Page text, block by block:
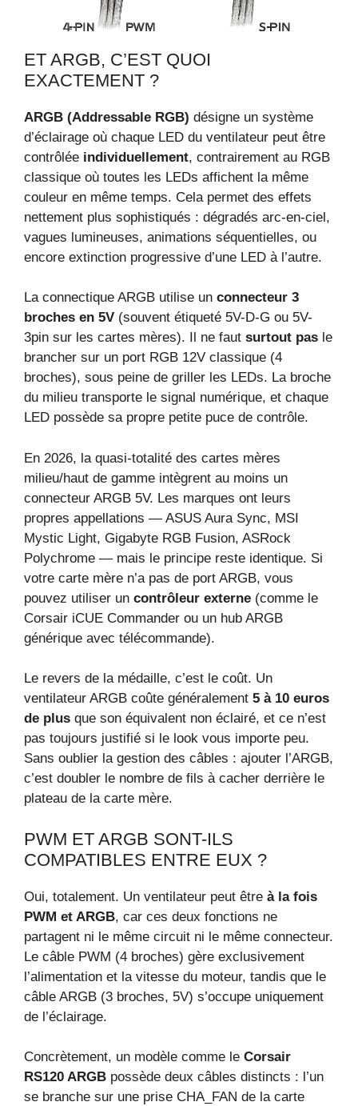
ET ARGB, C’EST QUOI
EXACTEMENT ?
ARGB (Addressable RGB) désigne un système
d’éclairage où chaque LED du ventilateur peut être
contrôlée individuellement, contrairement au RGB
classique où toutes les LEDs affichent la même
couleur en même temps. Cela permet des effets
nettement plus sophistiqués : dégradés arc-en-ciel,
vagues lumineuses, animations séquentielles, ou
encore extinction progressive d’une LED à l’autre.
La connectique ARGB utilise un connecteur 3
broches en 5V (souvent étiqueté 5V-D-G ou 5V-
3pin sur les cartes mères). Il ne faut surtout pas le
brancher sur un port RGB 12V classique (4
broches), sous peine de griller les LEDs. La broche
du milieu transporte le signal numérique, et chaque
LED possède sa propre petite puce de contrôle.
En 2026, la quasi-totalité des cartes mères
milieu/haut de gamme intègrent au moins un
connecteur ARGB 5V. Les marques ont leurs
propres appellations — ASUS Aura Sync, MSI
Mystic Light, Gigabyte RGB Fusion, ASRock
Polychrome — mais le principe reste identique. Si
votre carte mère n’a pas de port ARGB, vous
pouvez utiliser un contrôleur externe (comme le
Corsair iCUE Commander ou un hub ARGB
générique avec télécommande).
Le revers de la médaille, c’est le coût. Un
ventilateur ARGB coûte généralement 5 à 10 euros
de plus que son équivalent non éclairé, et ce n’est
pas toujours justifié si le look vous importe peu.
Sans oublier la gestion des câbles : ajouter l’ARGB,
c’est doubler le nombre de fils à cacher derrière le
plateau de la carte mère.
PWM ET ARGB SONT-ILS
COMPATIBLES ENTRE EUX ?
Oui, totalement. Un ventilateur peut être à la fois
PWM et ARGB, car ces deux fonctions ne
partagent ni le même circuit ni le même connecteur.
Le câble PWM (4 broches) gère exclusivement
l’alimentation et la vitesse du moteur, tandis que le
câble ARGB (3 broches, 5V) s’occupe uniquement
de l’éclairage.
Concrètement, un modèle comme le Corsair
RS120 ARGB possède deux câbles distincts : l’un
se branche sur une prise CHA_FAN de la carte